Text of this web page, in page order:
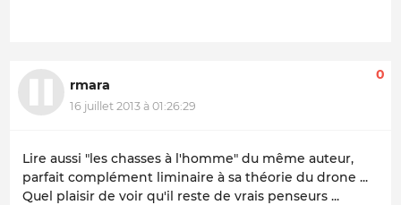
rmara
16 juillet 2013 à 01:26:29
0
Lire aussi "les chasses à l'homme" du même auteur,
parfait complément liminaire à sa théorie du drone ...
Quel plaisir de voir qu'il reste de vrais penseurs ...